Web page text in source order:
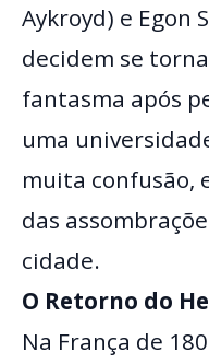
Aykroyd) e Egon
decidem se
fantasma após
uma
muita confusão,
das
cidade.
O Retorno do
Na França de